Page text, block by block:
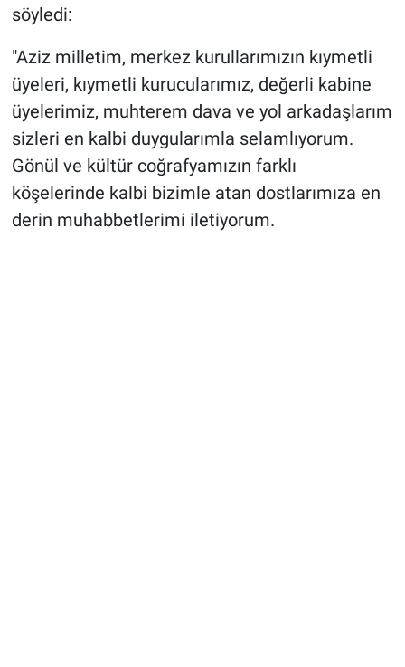
söyledi:
"Aziz milletim, merkez kurullarımızın kıymetli
üyeleri, kıymetli kurucularımız, değerli kabine
üyelerimiz, muhterem dava ve yol arkadaşlarım
sizleri en kalbi duygularımla selamlıyorum.
Gönül ve kültür coğrafyamızın farklı
köşelerinde kalbi bizimle atan dostlarımıza en
derin muhabbetlerimi iletiyorum.